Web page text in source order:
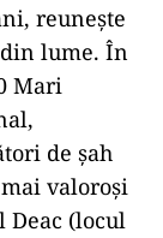
reuneşte
lume. În
Mari
de şah
valoroşi
Deac (locul